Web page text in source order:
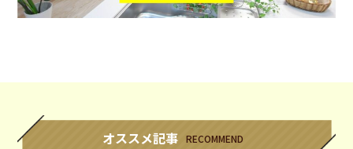
オススメ記事 RECOMMEND